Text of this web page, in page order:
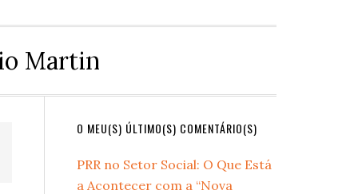
Martin
Primary
Sidebar
O MEU(S) ÚLTIMO(S) COMENTÁRIO(S)
PRR no Setor Social: O Que Está
a Acontecer com a “Nova